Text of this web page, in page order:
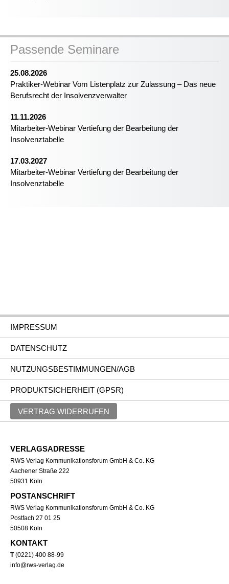
Passende Seminare
25.08.2026
Praktiker-Webinar Vom Listenplatz zur Zulassung – Das neue
Berufsrecht der Insolvenzverwalter
11.11.2026
Mitarbeiter-Webinar Vertiefung der Bearbeitung der
Insolvenztabelle
17.03.2027
Mitarbeiter-Webinar Vertiefung der Bearbeitung der
Insolvenztabelle
IMPRESSUM
DATENSCHUTZ
NUTZUNGSBESTIMMUNGEN/AGB
PRODUKTSICHERHEIT (GPSR)
VERTRAG WIDERRUFEN
VERLAGSADRESSE
RWS Verlag Kommunikationsforum GmbH & Co. KG
Aachener Straße 222
50931 Köln
POSTANSCHRIFT
RWS Verlag Kommunikationsforum GmbH & Co. KG
Postfach 27 01 25
50508 Köln
KONTAKT
T(0221) 400 88-99
info@rws-verlag.de